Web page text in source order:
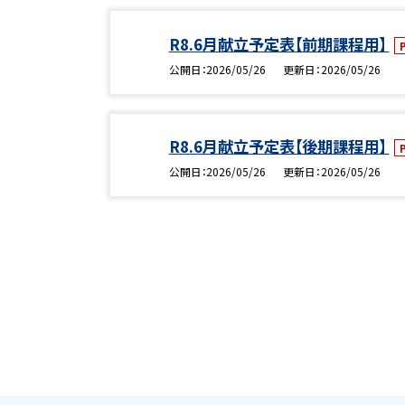
R8.6月献立予定表【前期課程用】
公開日 2026/05/26 更新日 2026/05/26
R8.6月献立予定表【後期課程用】
公開日 2026/05/26 更新日 2026/05/26